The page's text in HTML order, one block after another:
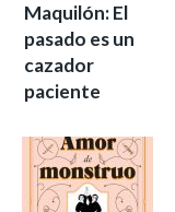
Maquilón: El
pasado es un
cazador
paciente